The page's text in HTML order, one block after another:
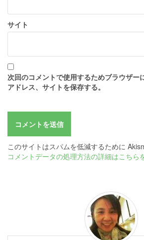
サイト
次回のコメントで使用するためブラウザー
アドレス、サイトを保存する。
このサイトはスパムを低減するために
コメントデータの処理方法の詳細はこちら